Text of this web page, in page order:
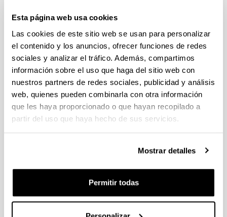
Esta página web usa cookies
Las cookies de este sitio web se usan para personalizar
el contenido y los anuncios, ofrecer funciones de redes
sociales y analizar el tráfico. Además, compartimos
información sobre el uso que haga del sitio web con
nuestros partners de redes sociales, publicidad y análisis
web, quienes pueden combinarla con otra información
que les haya proporcionado o que hayan recopilado a
partir del uso que haya hecho de sus servicios.
Mostrar detalles
Permitir todas
de junio de 2026. Ver Resumen de Procedimiento en la EHU
publicado.
FUNDACIÓN RAMÓN ARECES Convocatoria Jóvenes
doctores 2026
Plazo de presentación cerrado (Fecha de fin del plazo de
presentación: 05/06/2026 15:00)
El plazo para presentar el impreso de cofinanciación para
de autorización del centro de investigación finaliza el 29 de
Ayudas para la realización de proyectos de investigación
básica y/o aplicada (PIBA) 2026
presentación: 10/06/2026)